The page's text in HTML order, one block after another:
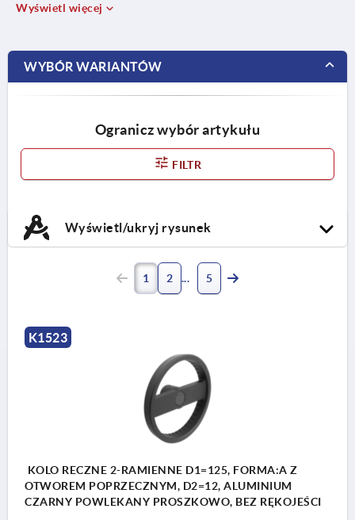
klasa trwałości 45 H, czarny.
Wyświetl więcej
WYBÓR WARIANTÓW
Ogranicz wybór artykułu
FILTR
Wyświetl/ukryj rysunek
1 2 5
K1523
KOLO RECZNE 2-RAMIENNE D1=125, FORMA:A Z
OTWOREM POPRZECZNYM, D2=12, ALUMINIUM
CZARNY POWLEKANY PROSZKOWO, BEZ RĘKOJEŚCI